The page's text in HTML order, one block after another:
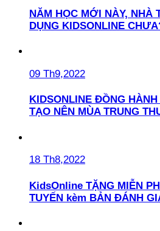
NĂM HỌC MỚI NÀY, NHÀ
DỤNG KIDSONLINE
09 Th9,2022
KIDSONLINE ĐỒNG
TẠO NÊN MÙA TRUNG
18 Th8,2022
KidsOnline TẶNG MIỄN
TUYẾN kèm BẢN ĐÁNH